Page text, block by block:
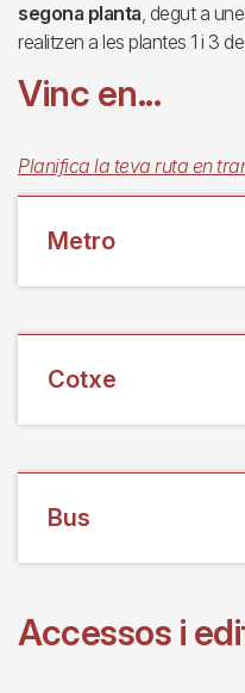
segona planta, degut a
realitzen a les plantes 1 i 3
Vinc en...
Planifica la teva ruta en
Metro
Cotxe
Bus
Accessos i